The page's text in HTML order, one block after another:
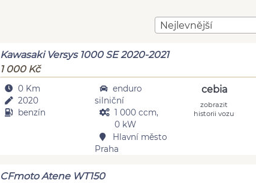
Nejlevnější
Kawasaki Versys 1000 SE 2020-2021
1 000 Kč
0 Km
2020
benzín
enduro
silniční
1 000 ccm,
0 kW
Hlavní město
Praha
cebia
zobrazit
historii vozu
CFmoto Atene WT150